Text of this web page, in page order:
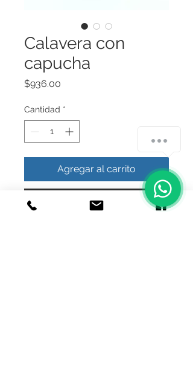
Calavera con
capucha
$936.00
Cantidad *
Agregar al carrito
Realizar compra